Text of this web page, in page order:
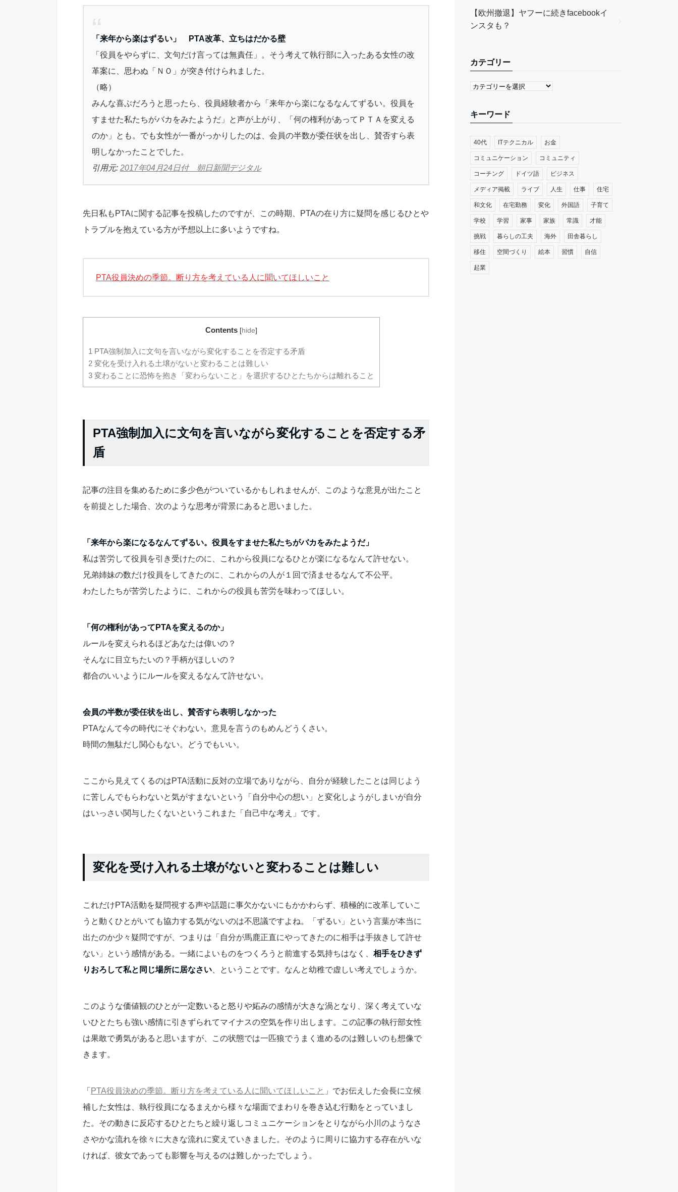
「来年から楽はずるい」 PTA改革、立ちはだかる壁
「役員をやらずに、文句だけ言っては無責任」。そう考えて執行部に入ったある女性の改
革案に、思わぬ「ＮＯ」が突き付けられました。
（略）
みんな喜ぶだろうと思ったら、役員経験者から「来年から楽になるなんてずるい。役員を
すませた私たちがバカをみたようだ」と声が上がり、「何の権利があってＰＴＡを変える
のか」とも。でも女性が一番がっかりしたのは、会員の半数が委任状を出し、賛否すら表
明しなかったことでした。
引用元: 2017年04月24日付 朝日新聞デジタル
先日私もPTAに関する記事を投稿したのですが、この時期、PTAの在り方に疑問を感じるひとや
トラブルを抱えている方が予想以上に多いようですね。
PTA役員決めの季節。断り方を考えている人に聞いてほしいこと
Contents [hide]
1 PTA強制加入に文句を言いながら変化することを否定する矛盾
2 変化を受け入れる土壌がないと変わることは難しい
3 変わることに恐怖を抱き「変わらないこと」を選択するひとたちからは離れること
PTA強制加入に文句を言いながら変化することを否定する矛
盾
記事の注目を集めるために多少色がついているかもしれませんが、このような意見が出たこと
を前提とした場合、次のような思考が背景にあると思いました。
「来年から楽になるなんてずるい。役員をすませた私たちがバカをみたようだ」
私は苦労して役員を引き受けたのに、これから役員になるひとが楽になるなんて許せない。
兄弟姉妹の数だけ役員をしてきたのに、これからの人が１回で済ませるなんて不公平。
わたしたちが苦労したように、これからの役員も苦労を味わってほしい。
「何の権利があってPTAを変えるのか」
ルールを変えられるほどあなたは偉いの？
そんなに目立ちたいの？手柄がほしいの？
都合のいいようにルールを変えるなんて許せない。
会員の半数が委任状を出し、賛否すら表明しなかった
PTAなんて今の時代にそぐわない。意見を言うのもめんどうくさい。
時間の無駄だし関心もない。どうでもいい。
ここから見えてくるのはPTA活動に反対の立場でありながら、自分が経験したことは同じよう
に苦しんでもらわないと気がすまないという「自分中心の想い」と変化しようがしまいが自分
はいっさい関与したくないというこれまた「自己中な考え」です。
変化を受け入れる土壌がないと変わることは難しい
これだけPTA活動を疑問視する声や話題に事欠かないにもかかわらず、積極的に改革していこ
うと動くひとがいても協力する気がないのは不思議ですよね。「ずるい」という言葉が本当に
出たのか少々疑問ですが、つまりは「自分が馬鹿正直にやってきたのに相手は手抜きして許せ
ない」という感情がある。一緒によいものをつくろうと前進する気持ちはなく、 相手をひきず
りおろして私と同じ場所に居なさい 、ということです。なんと幼稚で虚しい考えでしょうか。
このような価値観のひとが一定数いると怒りや妬みの感情が大きな渦となり、深く考えていな
いひとたちも強い感情に引きずられてマイナスの空気を作り出します。この記事の執行部女性
は果敢で勇気があると思いますが、この状態では一匹狼でうまく進めるのは難しいのも想像で
きます。
「 PTA役員決めの季節。断り方を考えている人に聞いてほしいこと 」でお伝えした会長に立候
補した女性は、執行役員になるまえから様々な場面でまわりを巻き込む行動をとっていまし
た。その動きに反応するひとたちと繰り返しコミュニケーションをとりながら小川のようなさ
さやかな流れを徐々に大きな流れに変えていきました。そのように周りに協力する存在がいな
ければ、彼女であっても影響を与えるのは難しかったでしょう。
【欧州撤退】ヤフーに続きfacebookイ
ンスタも？
カテゴリー
キーワード
40代 ITテクニカル お金
コミュニケーション コミュニティ
コーチング ドイツ語 ビジネス
メディア掲載 ライブ 人生 仕事 住宅
和文化 在宅勤務 変化 外国語 子育て
学校 学習 家事 家族 常識 才能
挑戦 暮らしの工夫 海外 田舎暮らし
移住 空間づくり 絵本 習慣 自信
起業